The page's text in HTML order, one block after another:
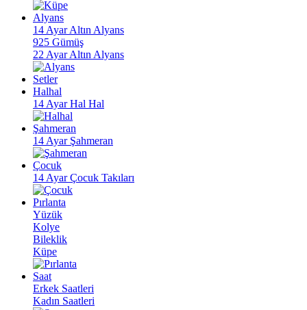
Alyans
14 Ayar Altın Alyans
925 Gümüş
22 Ayar Altın Alyans
Setler
Halhal
14 Ayar Hal Hal
Şahmeran
14 Ayar Şahmeran
Çocuk
14 Ayar Çocuk Takıları
Pırlanta
Yüzük
Kolye
Bileklik
Küpe
Saat
Erkek Saatleri
Kadın Saatleri